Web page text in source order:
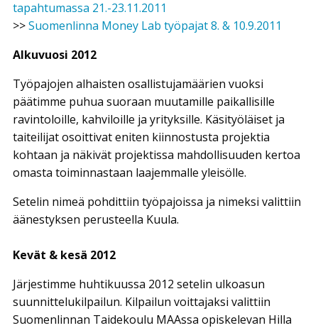
tapahtumassa 21.-23.11.2011
>>Suomenlinna Money Lab työpajat 8. & 10.9.2011
Alkuvuosi 2012
Työpajojen alhaisten osallistujamäärien vuoksi
päätimme puhua suoraan muutamille paikallisille
ravintoloille, kahviloille ja yrityksille. Käsityöläiset ja
taiteilijat osoittivat eniten kiinnostusta projektia
kohtaan ja näkivät projektissa mahdollisuuden kertoa
omasta toiminnastaan laajemmalle yleisölle.
Setelin nimeä pohdittiin työpajoissa ja nimeksi valittiin
äänestyksen perusteella Kuula.
Kevät & kesä 2012
Järjestimme huhtikuussa 2012 setelin ulkoasun
suunnittelukilpailun. Kilpailun voittajaksi valittiin
Suomenlinnan Taidekoulu MAAssa opiskelevan Hilla